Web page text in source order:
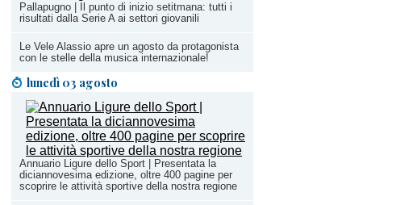
Pallapugno | Il punto di inizio setitmana: tutti i
risultati dalla Serie A ai settori giovanili
Le Vele Alassio apre un agosto da protagonista
con le stelle della musica internazionale!
lunedì 03 agosto
Annuario Ligure dello Sport | Presentata la
diciannovesima edizione, oltre 400 pagine per
scoprire le attività sportive della nostra regione